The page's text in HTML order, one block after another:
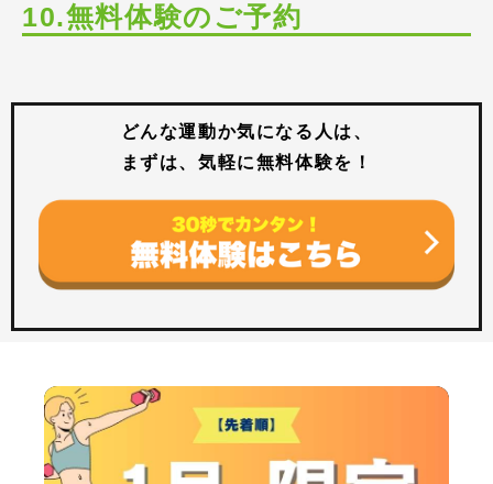
10.無料体験のご予約
どんな運動か気になる人は、
まずは、気軽に無料体験を！